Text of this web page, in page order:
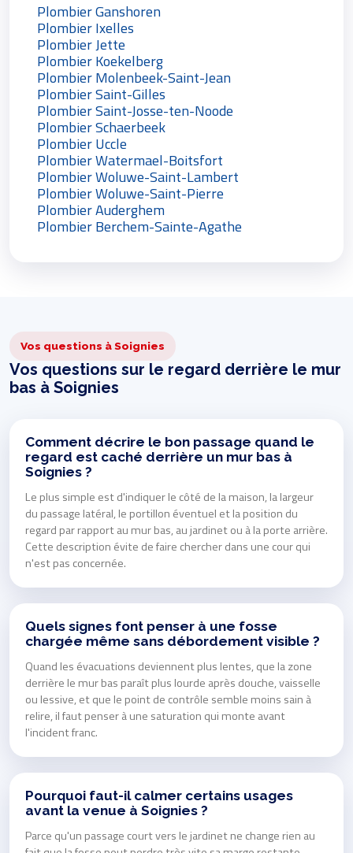
Plombier Ganshoren
Plombier Ixelles
Plombier Jette
Plombier Koekelberg
Plombier Molenbeek-Saint-Jean
Plombier Saint-Gilles
Plombier Saint-Josse-ten-Noode
Plombier Schaerbeek
Plombier Uccle
Plombier Watermael-Boitsfort
Plombier Woluwe-Saint-Lambert
Plombier Woluwe-Saint-Pierre
Plombier Auderghem
Plombier Berchem-Sainte-Agathe
Vos questions à Soignies
Vos questions sur le regard derrière le mur
bas à Soignies
Comment décrire le bon passage quand le
regard est caché derrière un mur bas à
Soignies ?
Le plus simple est d'indiquer le côté de la maison, la largeur
du passage latéral, le portillon éventuel et la position du
regard par rapport au mur bas, au jardinet ou à la porte arrière.
Cette description évite de faire chercher dans une cour qui
n'est pas concernée.
Quels signes font penser à une fosse
chargée même sans débordement visible ?
Quand les évacuations deviennent plus lentes, que la zone
derrière le mur bas paraît plus lourde après douche, vaisselle
ou lessive, et que le point de contrôle semble moins sain à
relire, il faut penser à une saturation qui monte avant
l'incident franc.
Pourquoi faut-il calmer certains usages
avant la venue à Soignies ?
Parce qu'un passage court vers le jardinet ne change rien au